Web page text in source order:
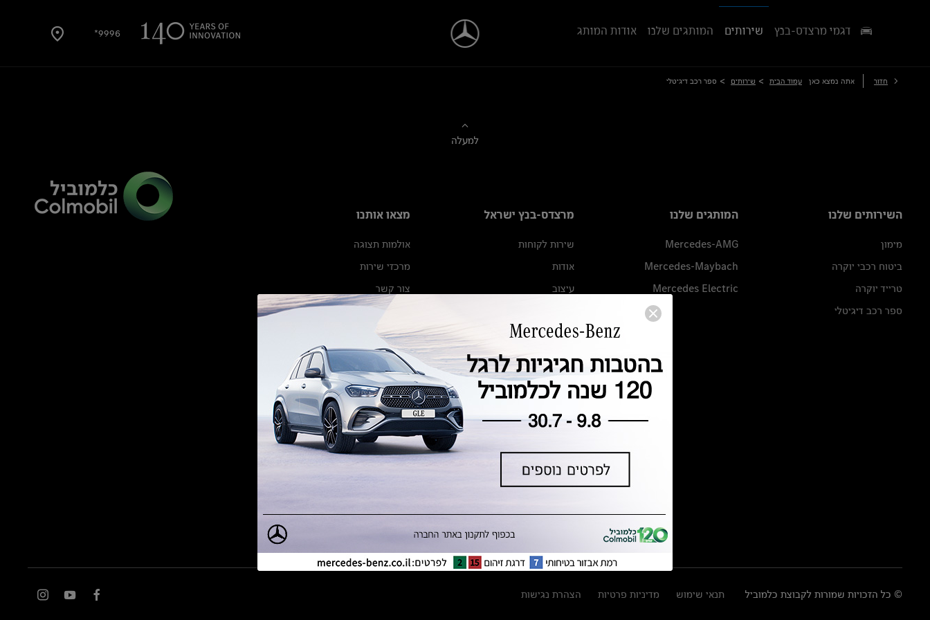
9996* דגמי מרצדס-בנץ שירותים המותגים שלנו אודות המותג
חזור אתה נמצא כאן עמוד הבית > שירותים > ספר רכב דיגיטלי
למעלה
השירותים שלנו
מימון
ביטוח רכבי יוקרה
טרייד יוקרה
ספר רכב דיגיטלי
המותגים שלנו
Mercedes-AMG
Mercedes-Maybach
Mercedes Electric
מרצדס-בנץ ישראל
שירות לקוחות
אודות
עיצוב
מגזין מרצדס-בנץ
ספרי רכב מרצדס-בנץ
נתוני זיהום אוויר וצריכת דלק וחשמל
נתוני תווית צמיגים
מחירון חלפים
הודעה על הטבות לרכבי מרצדס בהסדר
מצאו אותנו
אולמות תצוגה
מרכזי שירות
צור קשר
© כל הזכויות שמורות לקבוצת כלמוביל תנאי שימוש מדיניות פרטיות הצהרת נגישות